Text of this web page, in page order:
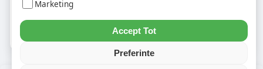
❓ Unde găsesc codurile poștale și
Marketing
Accept Tot
Preferinte